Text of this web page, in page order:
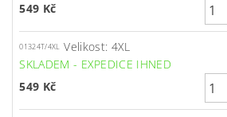
549 Kč
01324T/4XL Velikost: 4XL
SKLADEM - EXPEDICE IHNED
549 Kč